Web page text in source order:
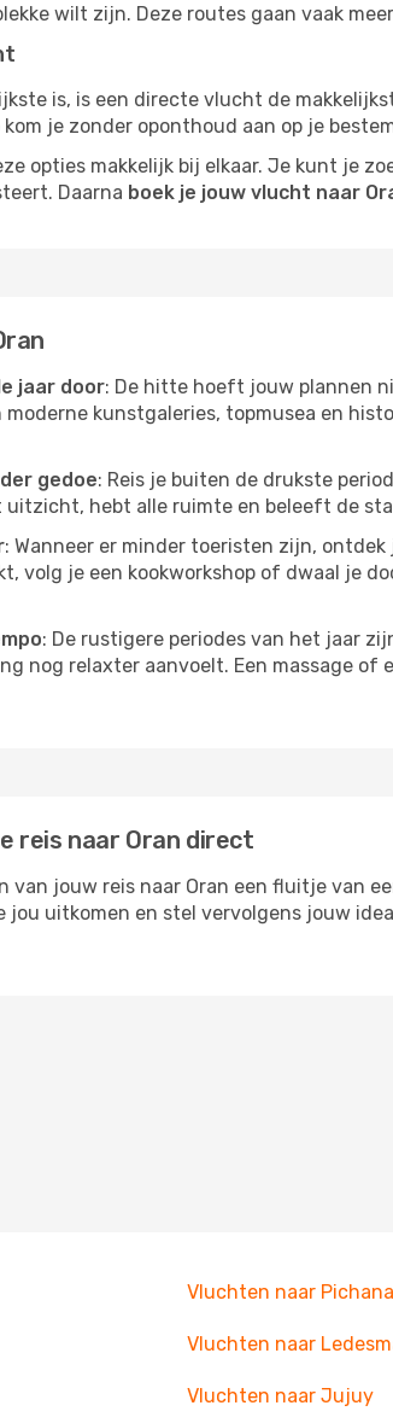
wilt zijn. Deze routes gaan vaak
is, is een directe vlucht de
je zonder oponthoud aan op je
opties makkelijk bij elkaar. Je kunt je
Daarna boek je jouw vlucht naar
jaar door: De hitte hoeft jouw plannen
kunstgaleries, topmusea en
gedoe: Reis je buiten de drukste
hebt alle ruimte en beleeft de
: Wanneer er minder toeristen zijn,
volg je een kookworkshop of dwaal je
: De rustigere periodes van het jaar
nog relaxter aanvoelt. Een massage
reis naar Oran direct
van jouw reis naar Oran een fluitje van
jou uitkomen en stel vervolgens jouw
Vluchten naar
Vluchten naar
Vluchten naar Jujuy